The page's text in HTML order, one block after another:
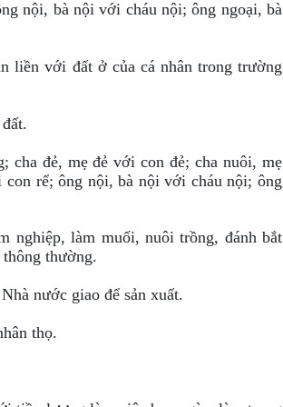
nội, bà nội với cháu nội; ông ngoại, bà
liền với đất ở của cá nhân trong trường
cha đẻ, mẹ đẻ với con đẻ; cha nuôi, mẹ
rể; ông nội, bà nội với cháu nội; ông
nghiệp, làm muối, nuôi trồng, đánh bắt
thông thường.
nước giao để sản xuất.
thọ.